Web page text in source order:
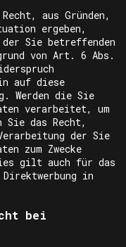
aus Gründen,
ergeben,
Sie betreffenden
von Art. 6 Abs.
auf diese
Werden die Sie
verarbeitet, um
Sie das Recht,
der Sie
zum Zwecke
gilt auch für das
in
bei